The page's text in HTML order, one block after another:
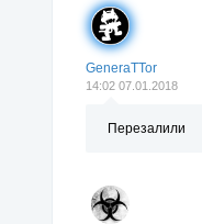
GeneraTTor
14:02 07.01.2018
Перезалили